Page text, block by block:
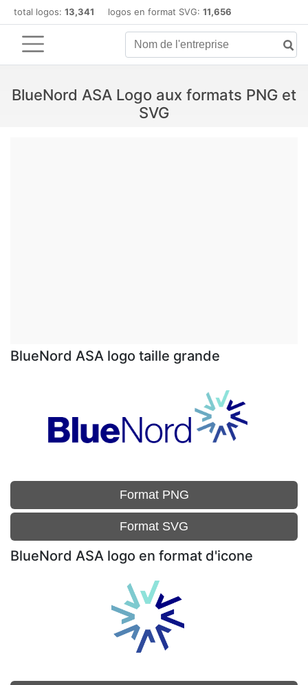
total logos: 13,341 logos en format SVG: 11,656
BlueNord ASA Logo aux formats PNG et
SVG
BlueNord ASA logo taille grande
Format PNG
Format SVG
BlueNord ASA logo en format d'icone